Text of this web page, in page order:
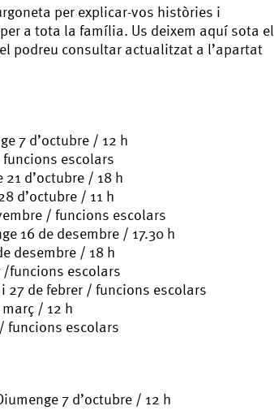
per explicar-vos històries i
a tota la família. Us deixem aquí sota el
podreu consultar actualitzat a l’apartat
7 d’octubre / 12 h
funcions escolars
21 d’octubre / 18 h
d’octubre / 11 h
/ funcions escolars
16 de desembre / 17.30 h
desembre / 18 h
/funcions escolars
i 27 de febrer / funcions escolars
març / 12 h
/ funcions escolars
7 d’octubre / 12 h